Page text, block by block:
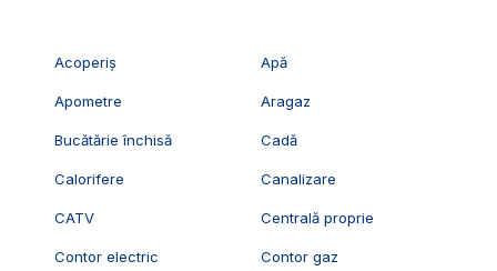
Acoperiș Apă
Apometre Aragaz
Bucătărie închisă Cadă
Calorifere Canalizare
CATV Centrală proprie
Contor electric Contor gaz